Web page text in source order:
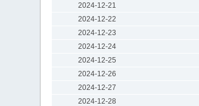
2024-12-21
2024-12-22
2024-12-23
2024-12-24
2024-12-25
2024-12-26
2024-12-27
2024-12-28